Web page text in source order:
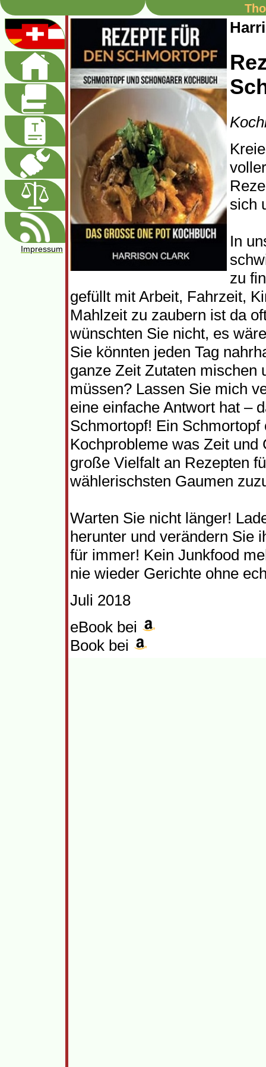
sich
In
zu
gefüllt mit Arbeit, Fahrzeit,
Mahlzeit zu zaubern ist da
wünschten Sie nicht, es
Sie könnten jeden Tag
ganze Zeit Zutaten mischen
müssen? Lassen Sie mich
eine einfache Antwort hat –
Schmortopf! Ein
Kochprobleme was Zeit und
große Vielfalt an Rezepten
wählerischsten Gaumen
Warten Sie nicht länger!
herunter und verändern Sie
für immer! Kein Junkfood
nie wieder Gerichte ohne
Juli 2018
eBook bei
Book bei
Impressum